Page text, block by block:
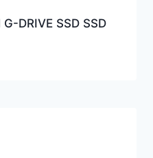
DRIVE SSD SSD